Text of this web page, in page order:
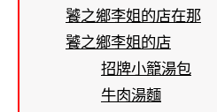
饕之鄉李姐的店在那
饕之鄉李姐的店
招牌小籠湯包
牛肉湯麵